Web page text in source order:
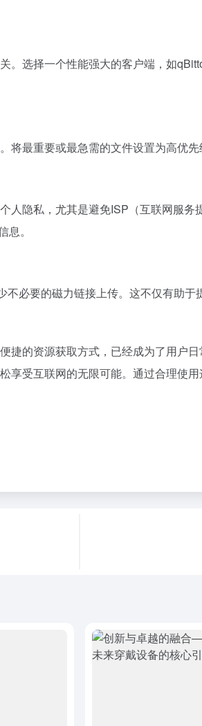
选择一个性能强大的客户端，如
最重要或最急需的文件设置为高优先
隐私，尤其是避免ISP（互联网服
。
必要的磁力链接上传。这不仅有助
的资源获取方式，已经成为了用户
受互联网的无限可能。通过合理使